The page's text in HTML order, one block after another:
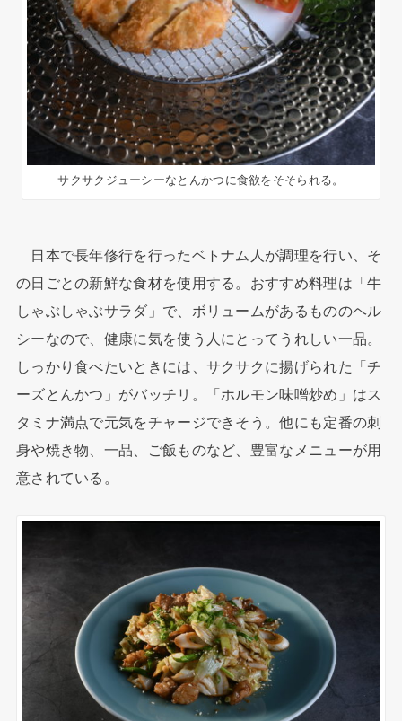
サクサクジューシーなとんかつに食欲をそそられる。
日本で長年修行を行ったベトナム人が調理を行い、そ
の日ごとの新鮮な食材を使用する。おすすめ料理は「牛
しゃぶしゃぶサラダ」で、ボリュームがあるもののヘル
シーなので、健康に気を使う人にとってうれしい一品。
しっかり食べたいときには、サクサクに揚げられた「チ
ーズとんかつ」がバッチリ。「ホルモン味噌炒め」はス
タミナ満点で元気をチャージできそう。他にも定番の刺
身や焼き物、一品、ご飯ものなど、豊富なメニューが用
意されている。